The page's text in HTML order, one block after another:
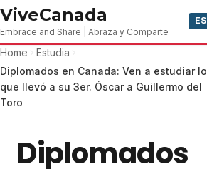
Skip to content
ViveCanada
Embrace and Share | Abraza y Comparte
ES
Home
Estudia
Diplomados en Canada: Ven a estudiar lo
que llevó a su 3er. Óscar a Guillermo del
Toro
Diplomados